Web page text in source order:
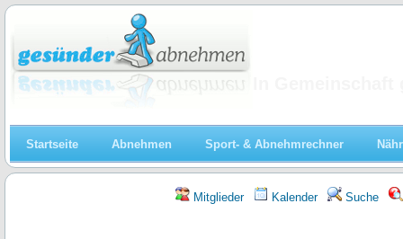
Startseite Abnehmen Sport- & Abnehmrechner
Mitglieder Kalender Suche